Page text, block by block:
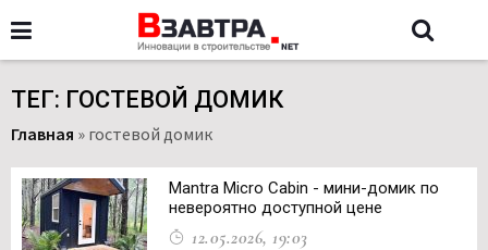
ТЕГ: ГОСТЕВОЙ ДОМИК
Главная » гостевой домик
Mantra Micro Cabin - мини-домик по
невероятно доступной цене
12.05.2026, 19:03